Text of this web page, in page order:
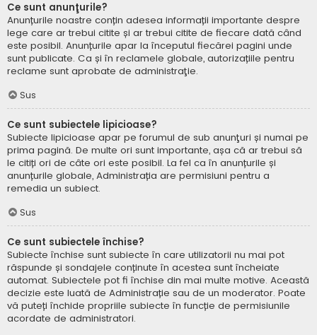
Ce sunt anunţurile?
Anunțurile noastre conțin adesea informații importante despre
lege care ar trebui citite și ar trebui citite de fiecare dată când
este posibil. Anunțurile apar la începutul fiecărei pagini unde
sunt publicate. Ca și în reclamele globale, autorizațiile pentru
reclame sunt aprobate de administraţie.
Sus
Ce sunt subiectele lipicioase?
Subiecte lipicioase apar pe forumul de sub anunţuri și numai pe
prima pagină. De multe ori sunt importante, așa că ar trebui să
le citiți ori de câte ori este posibil. La fel ca în anunțurile și
anunțurile globale, Administrația are permisiuni pentru a
remedia un subiect.
Sus
Ce sunt subiectele închise?
Subiecte închise sunt subiecte în care utilizatorii nu mai pot
răspunde și sondajele conținute în acestea sunt încheiate
automat. Subiectele pot fi închise din mai multe motive. Această
decizie este luată de Administrație sau de un moderator. Poate
vă puteți închide propriile subiecte în funcție de permisiunile
acordate de administratori.